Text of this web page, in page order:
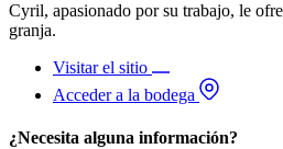
Cyril, apasionado por su trabajo, le
granja.
Visitar el sitio
Acceder a la bodega
¿Necesita alguna información?